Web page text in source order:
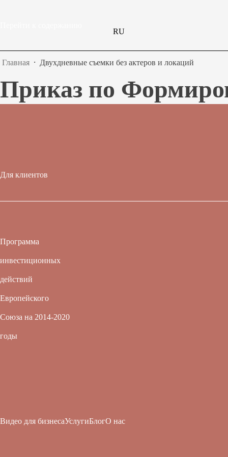
RU
Главная ⸱ Двухдневные съемки без актеров и локаций
Приказ по
Для клиентов
Программа
инвестиционных
действий
Европейского
Союза на 2014-2020
годы
Видео для бизнесаУслугиБлогО нас